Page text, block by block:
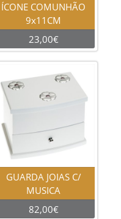
ÍCONE COMUNHÃO
9x11CM
23,00€
GUARDA JOIAS C/
MUSICA
82,00€